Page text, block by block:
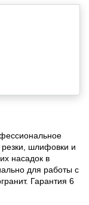
шлифовки и
насадок в
для работы с
Гарантия 6